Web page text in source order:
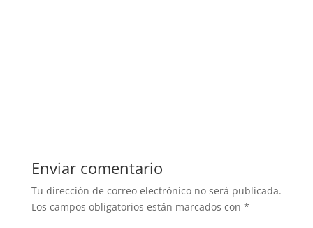
Enviar comentario
Tu dirección de correo electrónico no será publicada.
Los campos obligatorios están marcados con *